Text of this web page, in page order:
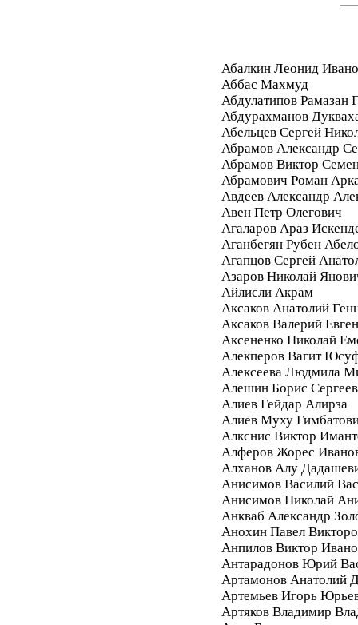
Абалкин Леонид
Аббас Махмуд
Абдулатипов Рамазан
Абдурахманов
Абельцев Сергей
Абрамов Александр
Абрамов Виктор
Абрамович Роман
Авдеев Александр
Авен Петр Олегович
Агаларов Араз
Аганбегян Рубен
Агапцов Сергей
Азаров Николай
Айлисли Акрам
Аксаков Анатолий
Аксаков Валерий
Аксененко Николай
Алекперов Вагит
Алексеева Людмила
Алешин Борис
Алиев Гейдар Алирза
Алиев Муху
Алкснис Виктор
Алферов Жорес
Алханов Алу
Анисимов Василий
Анисимов Николай
Анкваб Александр
Анохин Павел
Анпилов Виктор
Антарадонов Юрий
Артамонов Анатолий
Артемьев Игорь
Артяков Владимир